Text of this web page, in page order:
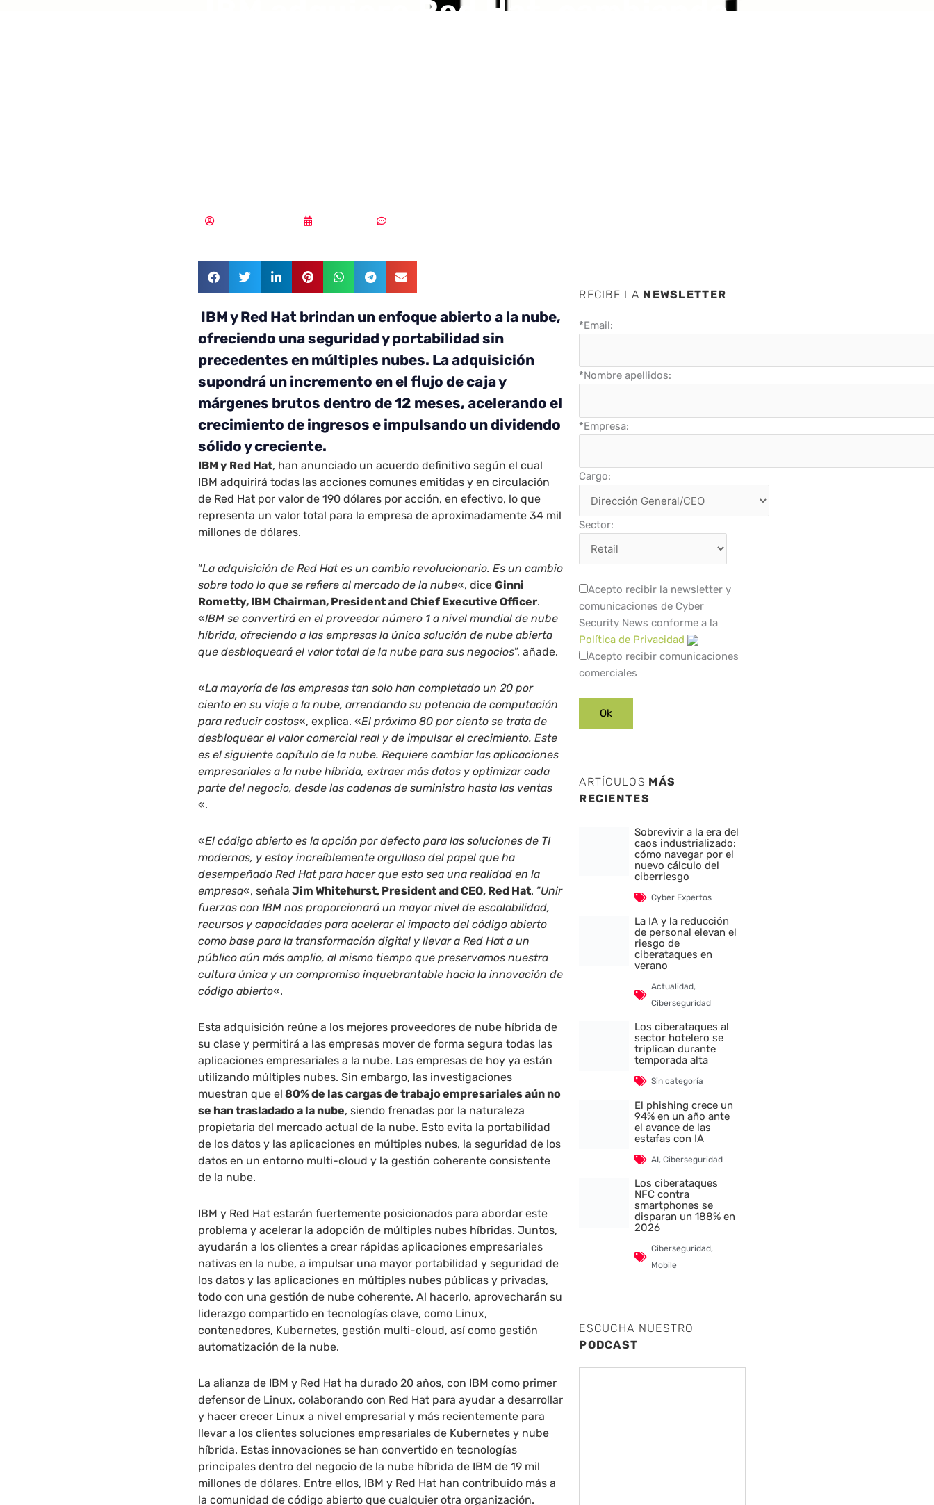
IBM adquiere Red Hat, cambiando
IBM y Red Hat brindan un enfoque abierto a la nube,
ofreciendo una seguridad y portabilidad sin
precedentes en múltiples nubes. La adquisición
supondrá un incremento en el flujo de caja y
márgenes brutos dentro de 12 meses, acelerando el
crecimiento de ingresos e impulsando un dividendo
sólido y creciente.
IBM y Red Hat, han anunciado un acuerdo definitivo según el cual
IBM adquirirá todas las acciones comunes emitidas y en circulación
de Red Hat por valor de 190 dólares por acción, en efectivo, lo que
representa un valor total para la empresa de aproximadamente 34 mil
millones de dólares.
“La adquisición de Red Hat es un cambio revolucionario. Es un cambio
sobre todo lo que se refiere al mercado de la nube«, diceGinni
Rometty, IBM Chairman, President and Chief Executive Officer.
«IBM se convertirá en el proveedor número 1 a nivel mundial de nube
híbrida, ofreciendo a las empresas la única solución de nube abierta
que desbloqueará el valor total de la nube para sus negocios”, añade.
«La mayoría de las empresas tan solo han completado un 20 por
ciento en su viaje a la nube, arrendando su potencia de computación
para reducir costos«, explica. «El próximo 80 por ciento se trata de
desbloquear el valor comercial real y de impulsar el crecimiento. Este
es el siguiente capítulo de la nube. Requiere cambiar las aplicaciones
empresariales a la nube híbrida, extraer más datos y optimizar cada
parte del negocio, desde las cadenas de suministro hasta las ventas
«.
«El código abierto es la opción por defecto para las soluciones de TI
modernas, y estoy increíblemente orgulloso del papel que ha
desempeñado Red Hat para hacer que esto sea una realidad en la
empresa«, señala Jim Whitehurst, President and CEO, Red Hat. “Unir
fuerzas con IBM nos proporcionará un mayor nivel de escalabilidad,
recursos y capacidades para acelerar el impacto del código abierto
como base para la transformación digital y llevar a Red Hat a un
público aún más amplio, al mismo tiempo que preservamos nuestra
cultura única y un compromiso inquebrantable hacia la innovación de
código abierto«.
Esta adquisición reúne a los mejores proveedores de nube híbrida de
su clase y permitirá a las empresas mover de forma segura todas las
aplicaciones empresariales a la nube. Las empresas de hoy ya están
utilizando múltiples nubes. Sin embargo, las investigaciones
muestran que el 80% de las cargas de trabajo empresariales aún no
se han trasladado a la nube, siendo frenadas por la naturaleza
propietaria del mercado actual de la nube. Esto evita la portabilidad
de los datos y las aplicaciones en múltiples nubes, la seguridad de los
datos en un entorno multi-cloud y la gestión coherente consistente
de la nube.
IBM y Red Hat estarán fuertemente posicionados para abordar este
problema y acelerar la adopción de múltiples nubes híbridas. Juntos,
ayudarán a los clientes a crear rápidas aplicaciones empresariales
nativas en la nube, a impulsar una mayor portabilidad y seguridad de
los datos y las aplicaciones en múltiples nubes públicas y privadas,
todo con una gestión de nube coherente. Al hacerlo, aprovecharán su
liderazgo compartido en tecnologías clave, como Linux,
contenedores, Kubernetes, gestión multi-cloud, así como gestión
automatización de la nube.
La alianza de IBM y Red Hat ha durado 20 años, con IBM como primer
defensor de Linux, colaborando con Red Hat para ayudar a desarrollar
y hacer crecer Linux a nivel empresarial y más recientemente para
llevar a los clientes soluciones empresariales de Kubernetes y nube
híbrida. Estas innovaciones se han convertido en tecnologías
principales dentro del negocio de la nube híbrida de IBM de 19 mil
millones de dólares. Entre ellos, IBM y Red Hat han contribuido más a
la comunidad de código abierto que cualquier otra organización.
RECIBE LA NEWSLETTER
*Email:
*Nombre apellidos:
*Empresa:
Cargo:
Sector:
Acepto recibir la newsletter y
comunicaciones de Cyber
Security News conforme a la
Política de Privacidad
Acepto recibir comunicaciones
comerciales
ARTÍCULOS MÁS
RECIENTES
Sobrevivir a la era del
caos industrializado:
cómo navegar por el
nuevo cálculo del
ciberriesgo
Cyber Expertos
La IA y la reducción
de personal elevan el
riesgo de
ciberataques en
verano
Actualidad,
Ciberseguridad
Los ciberataques al
sector hotelero se
triplican durante
temporada alta
Sin categoría
El phishing crece un
94% en un año ante
el avance de las
estafas con IA
AI,Ciberseguridad
Los ciberataques
NFC contra
smartphones se
disparan un 188% en
2026
Ciberseguridad,
Mobile
ESCUCHA NUESTRO
PODCAST